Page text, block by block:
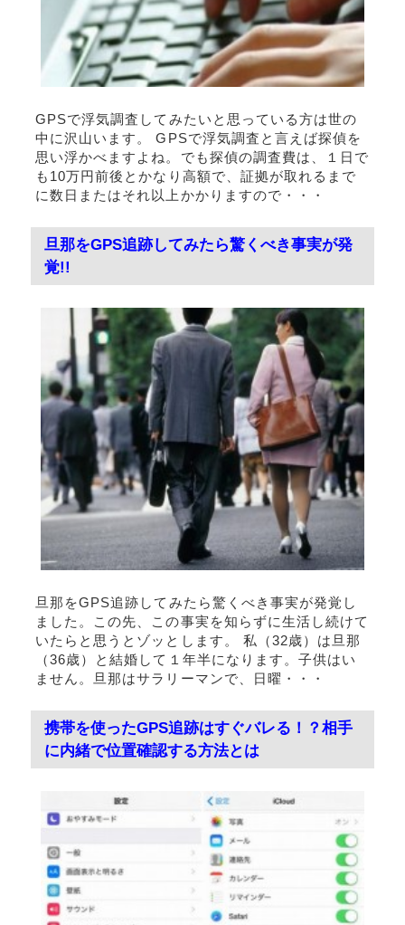
GPSで浮気調査してみたいと思っている方は世の
中に沢山います。 GPSで浮気調査と言えば探偵を
思い浮かべますよね。でも探偵の調査費は、１日で
も10万円前後とかなり高額で、証拠が取れるまで
に数日またはそれ以上かかりますので・・・
旦那をGPS追跡してみたら驚くべき事実が発
覚!!
旦那をGPS追跡してみたら驚くべき事実が発覚し
ました。この先、この事実を知らずに生活し続けて
いたらと思うとゾッとします。 私（32歳）は旦那
（36歳）と結婚して１年半になります。子供はい
ません。旦那はサラリーマンで、日曜・・・
携帯を使ったGPS追跡はすぐバレる！？相手
に内緒で位置確認する方法とは